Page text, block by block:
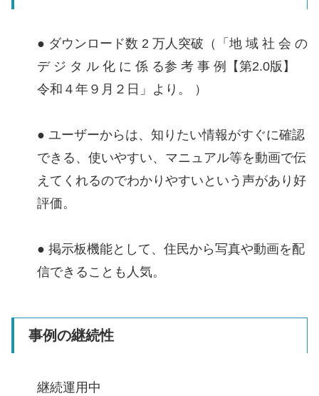
● ダウンロード数 2 万人突破（「地 域 社 会 の
デ ジ タ ル 化 に 係 る参 考 事 例【第2.0版】
令和４年９月２日」より。 ）
● ユーザーからは、知りたい情報がすぐに確認
できる、使いやすい、マニュアル等を動画で伝
えてくれるのでわかりやすいという声があり好
評価。
● 掲示板機能として、住民から写真や動画を配
信できることも人気。
事例の継続性
継続運用中